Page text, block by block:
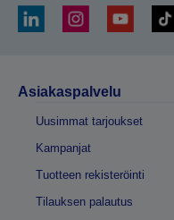
Asiakaspalvelu
Uusimmat tarjoukset
Kampanjat
Tuotteen rekisteröinti
Tilauksen palautus